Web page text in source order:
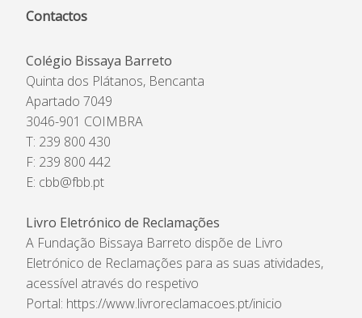
Contactos
Colégio Bissaya Barreto
Quinta dos Plátanos, Bencanta
Apartado 7049
3046-901 COIMBRA
T: 239 800 430
F: 239 800 442
E: cbb@fbb.pt
Livro Eletrónico de Reclamações
A Fundação Bissaya Barreto dispõe de Livro
Eletrónico de Reclamações para as suas atividades,
acessível através do respetivo
Portal: https://www.livroreclamacoes.pt/inicio